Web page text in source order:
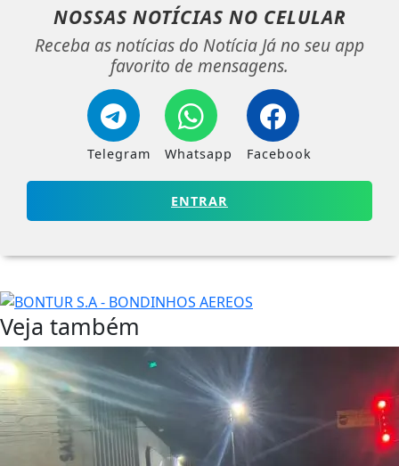
NOSSAS NOTÍCIAS NO CELULAR
Receba as notícias do Notícia Já no seu app
favorito de mensagens.
Telegram Whatsapp Facebook
ENTRAR
Veja também